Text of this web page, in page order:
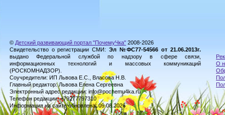
© Детский развивающий портал "ПочемуЧка" 2008-2026
Свидетельство о регистрации СМИ: Эл №ФС77-54566 от 21.06.2013г.
выдано Федеральной службой по надзору в сфере связи,
информационных технологий и массовых коммуникаций
(РОСКОМНАДЗОР).
Соучредители: ИП Львова Е.С., Власова Н.В.
Главный редактор: Львова Елена Сергеевна
Электронный адрес редакции: info@pochemu4ka.ru
Телефон редакции: +79277797310
Информация на сайте обновлена: 09.08.2026
О